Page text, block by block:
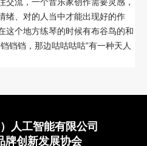
交流，一个音乐家创作需要灵感，
绪、对的人当中才能出现好的作
这个地方练琴的时候有布谷鸟的和
铛铛，那边咕咕咕咕”有一种天人
人工智能有限公司
牌创新发展协会